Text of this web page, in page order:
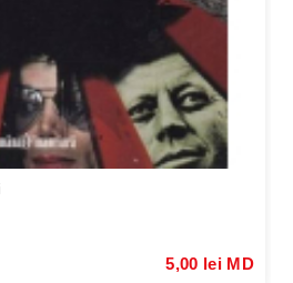
5,00 lei MD